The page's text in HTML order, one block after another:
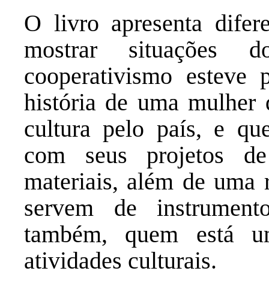
O livro apresenta
mostrar
cooperativismo
história de uma
cultura pelo país, e
com seus projetos de
materiais, além de uma
servem de
também, quem está
atividades culturais.